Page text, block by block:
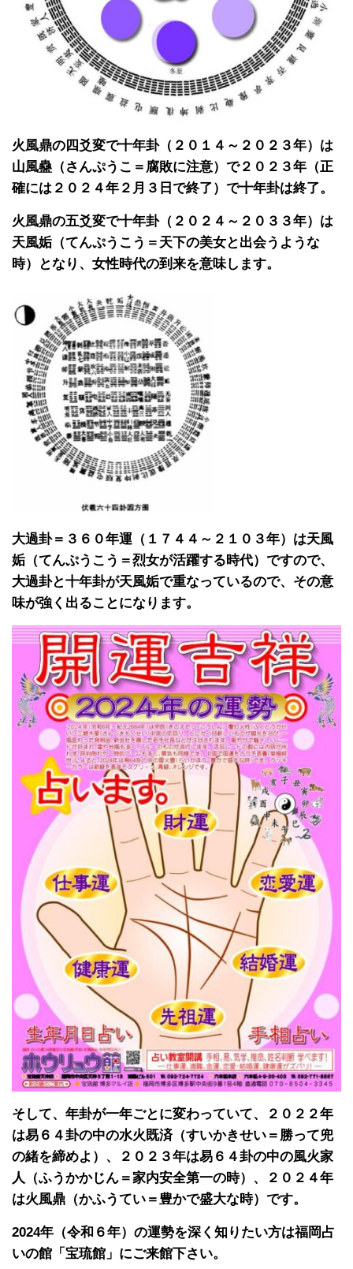
火風鼎の四爻変で十年卦（２０１４～２０２３年）は
山風蠱（さんぷうこ＝腐敗に注意）で２０２３年（正
確には２０２４年２月３日で終了）で十年卦は終了。
火風鼎の五爻変で十年卦（２０２４～２０３３年）は
天風姤（てんぷうこう＝天下の美女と出会うような
時）となり、女性時代の到来を意味します。
大過卦＝３６０年運（１７４４～２１０３年）は天風
姤（てんぷうこう＝烈女が活躍する時代）ですので、
大過卦と十年卦が天風姤で重なっているので、その意
味が強く出ることになります。
そして、年卦が一年ごとに変わっていて、２０２２年
は易６４卦の中の水火既済（すいかきせい＝勝って兜
の緒を締めよ）、２０２３年は易６４卦の中の風火家
人（ふうかかじん＝家内安全第一の時）、２０２４年
は火風鼎（かふうてい＝豊かで盛大な時）です。
2024年（令和６年）の運勢を深く知りたい方は福岡占
いの館「宝琉館」にご来館下さい。